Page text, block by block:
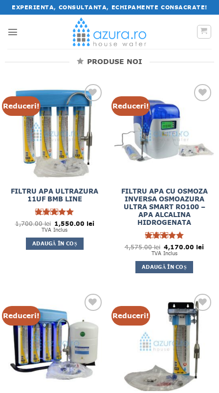
Salt
la
conținut
EXPERIENTA, CONSULTANTA, ECHIPAMENTE CONSACRATE!
PRODUSE NOI
Reduceri!
FILTRU APA ULTRAZURA
11UF BMB LINE
Evaluat la
4.89din
5
1,700.00lei Prețul
inițial
fost:
1,700.00 lei.
1,550.00 leiPrețul
TVA Inclus
ADAUGĂ ÎN COȘ
Reduceri!
FILTRU APA CU OSMOZA
INVERSA OSMOAZURA
ULTRA SMART RO100 –
APA ALCALINA
HIDROGENATA
Evaluat la
din 5
4,575.00lei Prețul
inițial
fost:
4,575.00 lei.
4,170.00 lei
TVA Inclus
ADAUGĂ ÎN COȘ
Reduceri! Reduceri!